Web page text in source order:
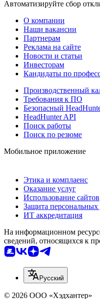
Автоматизируйте сбор
О компании
Наши вакансии
Партнерам
Реклама на сайте
Новости и статьи
Инвесторам
Кандидаты по
Производственный
Требования к ПО
Безопасный
HeadHunter API
Поиск работы
Поиск по резюме
Мобильное приложение
Этика и комплаенс
Оказание услуг
Использование сайтов
Защита
ИТ аккредитация
На информационном
сведений, относящихся к
Русский
© 2026 ООО «Хэдхантер»